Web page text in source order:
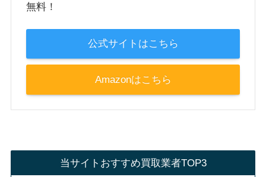
無料！
公式サイトはこちら
Amazonはこちら
当サイトおすすめ買取業者TOP3